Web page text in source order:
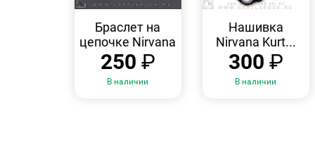
Браслет на
цепочке Nirvana
250 ₽
В наличии
Нашивка
Nirvana Kurt...
300 ₽
В наличии